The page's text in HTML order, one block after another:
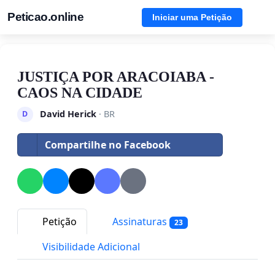
Peticao.online Iniciar uma Petição
JUSTIÇA POR ARACOIABA -
CAOS NA CIDADE
D David Herick· BR
Compartilhe no Facebook
Petição Assinaturas 23
Visibilidade Adicional